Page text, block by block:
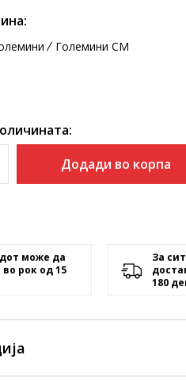
Големини CM
Додади во корпа
може да
во рок од 15
За
180